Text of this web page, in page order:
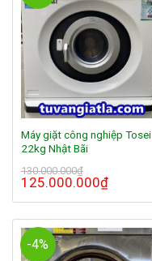
Máy giặt công nghiệp Tosei
22kg Nhật Bãi
130.000.000₫
125.000.000₫
-4%